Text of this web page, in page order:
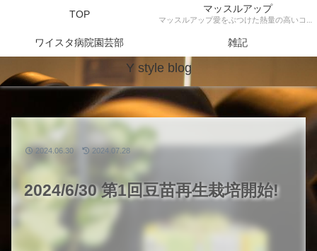
Y style blog
TOP マッスルアップ
マッスルアップ愛をぶつけた熱量の高いコンテンツ
ワイスタ病院園芸部 雑記
2024/6/30 第1回豆苗再生栽培開始!
2024.06.30 2024.07.28